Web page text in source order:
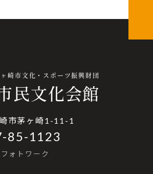
崎市文化・スポーツ振興財団
民文化会館
市茅ヶ崎1-11-1
85-1123
ォトワーク